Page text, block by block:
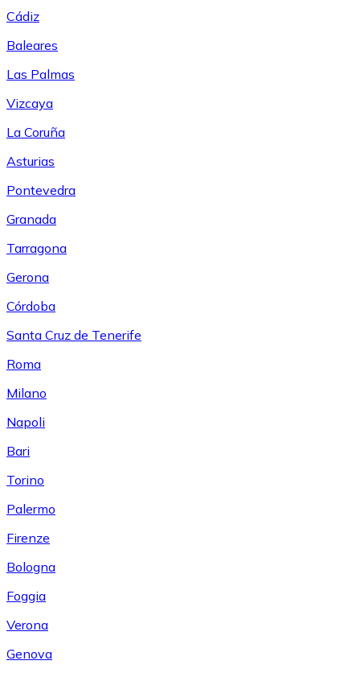
Cádiz
Baleares
Las Palmas
Vizcaya
La Coruña
Asturias
Pontevedra
Granada
Tarragona
Gerona
Córdoba
Santa Cruz de Tenerife
Roma
Milano
Napoli
Bari
Torino
Palermo
Firenze
Bologna
Foggia
Verona
Genova